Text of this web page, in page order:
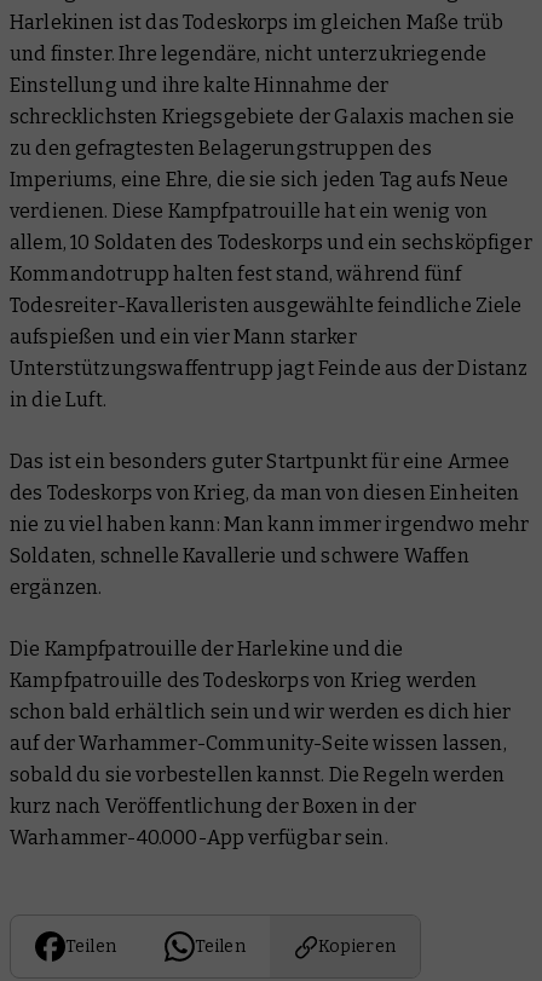
Harlekinen ist das Todeskorps im gleichen Maße trüb
und finster. Ihre legendäre, nicht unterzukriegende
Einstellung und ihre kalte Hinnahme der
schrecklichsten Kriegsgebiete der Galaxis machen sie
zu den gefragtesten Belagerungstruppen des
Imperiums, eine Ehre, die sie sich jeden Tag aufs Neue
verdienen. Diese Kampfpatrouille hat ein wenig von
allem, 10 Soldaten des Todeskorps und ein sechsköpfiger
Kommandotrupp halten fest stand, während fünf
Todesreiter-Kavalleristen ausgewählte feindliche Ziele
aufspießen und ein vier Mann starker
Unterstützungswaffentrupp jagt Feinde aus der Distanz
in die Luft.
Das ist ein besonders guter Startpunkt für eine Armee
des Todeskorps von Krieg, da man von diesen Einheiten
nie zu viel haben kann: Man kann immer irgendwo mehr
Soldaten, schnelle Kavallerie und schwere Waffen
ergänzen.
Die Kampfpatrouille der Harlekine und die
Kampfpatrouille des Todeskorps von Krieg werden
schon bald erhältlich sein und wir werden es dich hier
auf der Warhammer-Community-Seite wissen lassen,
sobald du sie vorbestellen kannst. Die Regeln werden
kurz nach Veröffentlichung der Boxen in der
Warhammer-40.000-App verfügbar sein.
Teilen Teilen Kopieren